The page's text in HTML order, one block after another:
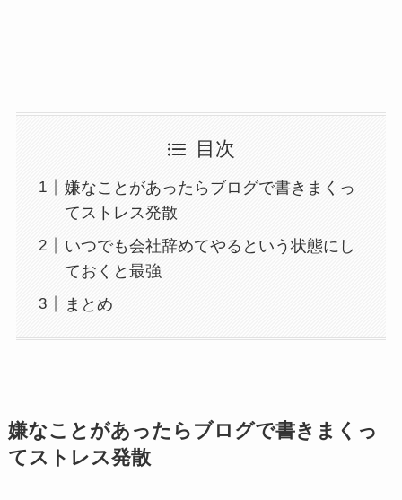
目次
嫌なことがあったらブログで書きまくっ
てストレス発散
いつでも会社辞めてやるという状態にし
ておくと最強
まとめ
嫌なことがあったらブログで書きまくっ
てストレス発散